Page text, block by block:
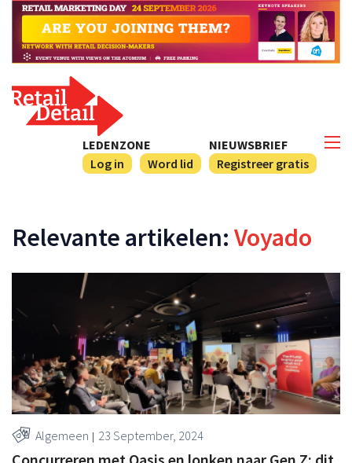
NIEUWSBRIEF
Registreer gratis
LEDENZONE
Log in
Word lid
Relevante artikelen: Voyado
Algemeen 23 September, 2024